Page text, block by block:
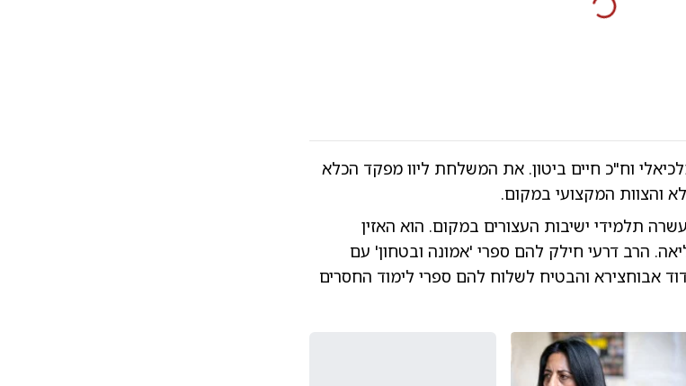
וח"כ חיים ביטון. את המשלחת ליוו מפקד הכלא
והצוות המקצועי במקום.
תלמידי ישיבות העצורים במקום. הוא האזין
הרב דרעי חילק להם ספרי 'אמונה ובטחון' עם
אבוחצירא והבטיח לשלוח להם ספרי לימוד החסרים